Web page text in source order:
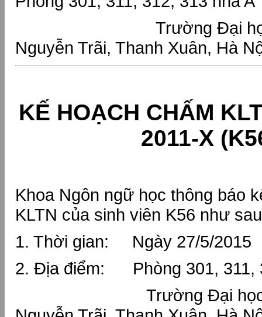
Trường Đại học
Nguyễn Trãi, Thanh Xuân, Hà
KẾ HOẠCH CHẤM
2011-X
Khoa Ngôn ngữ học thông báo
KLTN của sinh viên K56 như
1. Thời gian: Ngày 27/5/2015
2. Địa điểm: Phòng 301, 311,
Trường Đại học